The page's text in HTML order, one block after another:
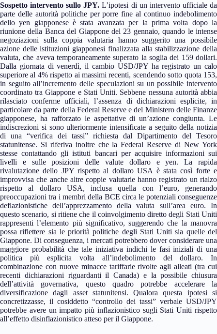
Sospetto intervento sullo JPY. L’ipotesi di un intervento ufficiale da
parte delle autorità politiche per porre fine al continuo indebolimento
dello yen giapponese è stata avanzata per la prima volta dopo la
riunione della Banca del Giappone del 23 gennaio, quando le intense
negoziazioni sulla coppia valutaria hanno suggerito una possibile
azione delle istituzioni giapponesi finalizzata alla stabilizzazione della
valuta, che aveva temporaneamente superato la soglia dei 159 dollari.
Dalla giornata di venerdì, il cambio USD/JPY ha registrato un calo
superiore al 4% rispetto ai massimi recenti, scendendo sotto quota 153,
in seguito all’incremento delle speculazioni su un possibile intervento
coordinato tra Giappone e Stati Uniti. Sebbene nessuna autorità abbia
rilasciato conferme ufficiali, l’assenza di dichiarazioni esplicite, in
particolare da parte della Federal Reserve e del Ministero delle Finanze
giapponese, ha rafforzato le aspettative di un’azione congiunta. Le
indiscrezioni si sono ulteriormente intensificate a seguito della notizia
di una “verifica dei tassi” richiesta dal Dipartimento del Tesoro
statunitense. Si riferiva inoltre che la Federal Reserve di New York
stesse contattando gli istituti bancari per acquisire informazioni sui
livelli e sulle posizioni delle valute dollaro e yen. La rapida
rivalutazione dello JPY rispetto al dollaro USA è stata così forte e
improvvisa che anche altre coppie valutarie hanno registrato un rialzo
rispetto al dollaro USA, inclusa quella con l’euro, generando
preoccupazioni tra i membri della BCE circa le potenziali conseguenze
deflazionistiche dell’apprezzamento della valuta sull’area euro. In
questo scenario, si ritiene che il coinvolgimento diretto degli Stati Uniti
rappresenti l’elemento più significativo, suggerendo che la manovra
possa riflettere sia le priorità politiche degli Stati Uniti sia quelle del
Giappone. Di conseguenza, i mercati potrebbero dover considerare una
maggiore probabilità che tale iniziativa indichi le fasi iniziali di una
politica più esplicita volta all’indebolimento del dollaro. In
combinazione con nuove minacce tariffarie rivolte agli alleati (tra cui
recenti dichiarazioni riguardanti il Canada) e la possibile chiusura
dell’attività governativa, questo quadro potrebbe accelerare la
diversificazione dagli asset statunitensi. Qualora questa ipotesi si
concretizzasse, il cosiddetto “controllo dei tassi” verbale USD/JPY
potrebbe avere un impatto più inflazionistico sugli Stati Uniti rispetto
all’effetto disinflazionistico atteso per il Giappone.